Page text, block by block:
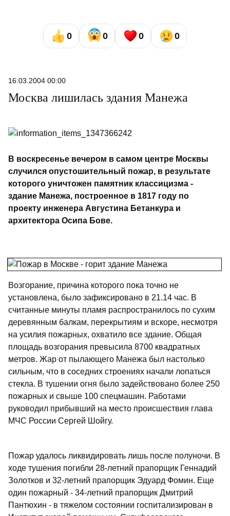
0 0 0 0
16.03.2004 00:00
Москва лишилась здания Манежа
В воскресенье вечером в самом центре Москвы
случился опустошительный пожар, в результате
которого уничтожен памятник классицизма -
здание Манежа, построенное в 1817 году по
проекту инженера Августина Бетанкура и
архитектора Осипа Бове.
Возгорание, причина которого пока точно не
установлена, было зафиксировано в 21.14 час. В
считанные минуты пламя распространилось по сухим
деревянным балкам, перекрытиям и вскоре, несмотря
на усилия пожарных, охватило все здание. Общая
площадь возгорания превысила 8700 квадратных
метров. Жар от пылающего Манежа был настолько
сильным, что в соседних строениях начали лопаться
стекла. В тушении огня было задействовано более 250
пожарных и свыше 100 спецмашин. Работами
руководил прибывший на место происшествия глава
МЧС России Сергей Шойгу.
Пожар удалось ликвидировать лишь после полуночи. В
ходе тушения погибли 28-летний прапорщик Геннадий
Золотков и 32-летний прапорщик Эдуард Фомин. Еще
один пожарный - 34-летний прапорщик Дмитрий
Пантюхин - в тяжелом состоянии госпитализирован в